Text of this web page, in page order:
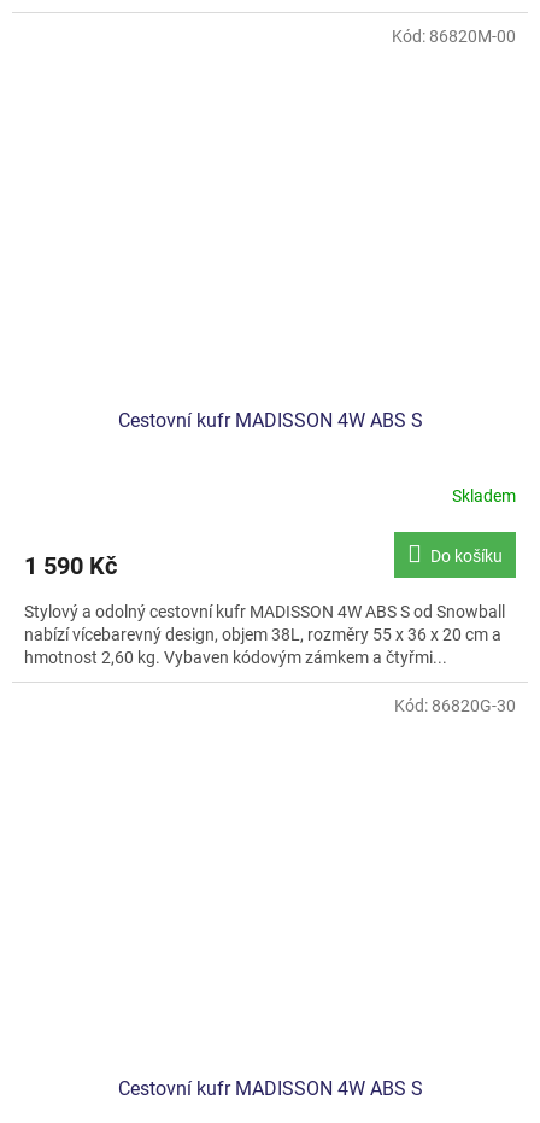
Cestovní kufr MADISSON 4W ABS S
Skladem
1 590 Kč Do košíku
Stylový a odolný cestovní kufr MADISSON 4W ABS S od Snowball
nabízí vícebarevný design, objem 38L, rozměry 55 x 36 x 20 cm a
hmotnost 2,60 kg. Vybaven kódovým zámkem a čtyřmi...
Kód: 86820M-00
Cestovní kufr MADISSON 4W ABS S
Kód: 86820G-30